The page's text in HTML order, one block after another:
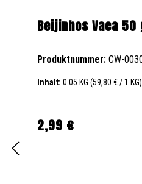
Beijinhos Vaca 50
Produktnummer: CW-
Inhalt: 0.05 KG (59,80 € / 1 KG)
Regulärer Preis:
2,99 €